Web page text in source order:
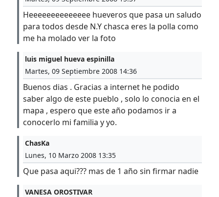
Heeeeeeeeeeeeee hueveros que pasa un saludo
para todos desde N.Y chasca eres la polla como
me ha molado ver la foto
luis miguel hueva espinilla
Martes, 09 Septiembre 2008 14:36
Buenos dias . Gracias a internet he podido
saber algo de este pueblo , solo lo conocia en el
mapa , espero que este año podamos ir a
conocerlo mi familia y yo.
ChasKa
Lunes, 10 Marzo 2008 13:35
Que pasa aqui??? mas de 1 año sin firmar nadie
VANESA OROSTIVAR